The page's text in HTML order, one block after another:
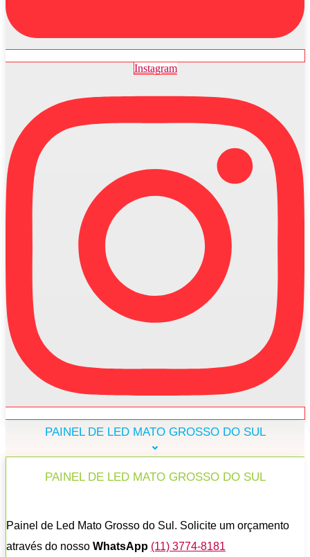
Instagram
PAINEL DE LED MATO GROSSO DO SUL
PAINEL DE LED MATO GROSSO DO SUL
Painel de Led Mato Grosso do Sul. Solicite um orçamento
através do nosso WhatsApp (11) 3774-8181